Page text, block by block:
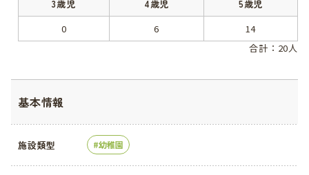
3歳児 4歳児
5歳児
0
6
14
合計：20人
基本情報
施設類型 幼稚園